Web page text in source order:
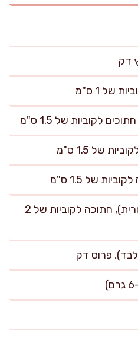
120 גרם דלעת (או דלורית), חתוכה לקוביות של 2